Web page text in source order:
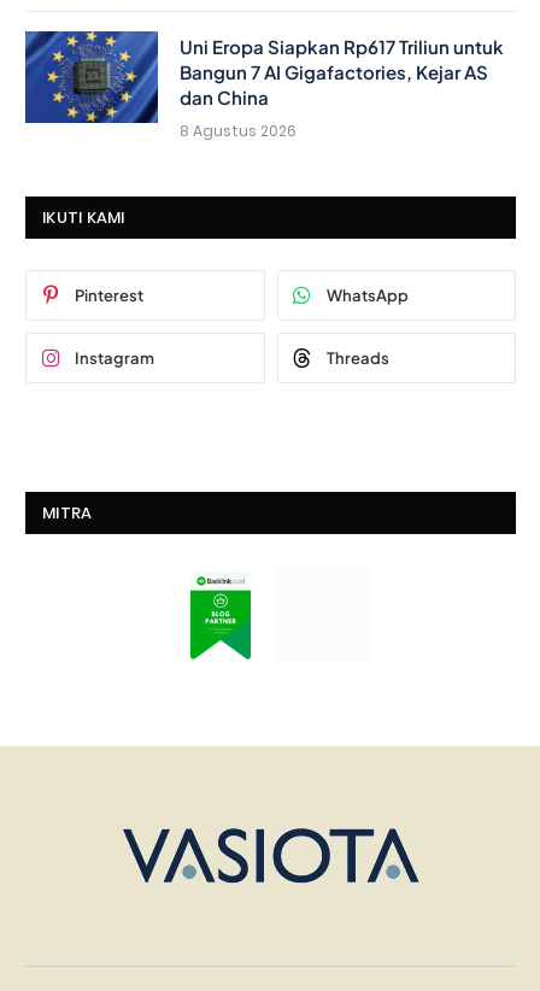
Uni Eropa Siapkan Rp617 Triliun untuk
Bangun 7 AI Gigafactories, Kejar AS
dan China
8 Agustus 2026
IKUTI KAMI
Pinterest WhatsApp
Instagram Threads
MITRA